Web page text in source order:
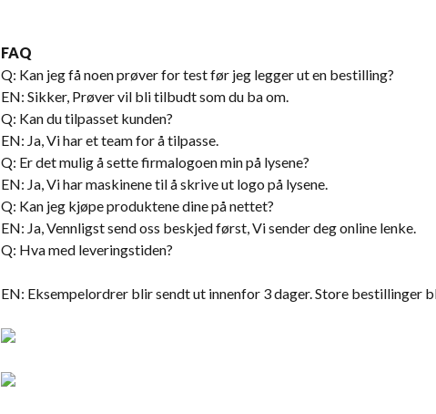
FAQ
Q: Kan jeg få noen prøver for test før jeg legger ut en bestilling?
EN: Sikker, Prøver vil bli tilbudt som du ba om.
Q: Kan du tilpasset kunden?
EN: Ja, Vi har et team for å tilpasse.
Q: Er det mulig å sette firmalogoen min på lysene?
EN: Ja, Vi har maskinene til å skrive ut logo på lysene.
Q: Kan jeg kjøpe produktene dine på nettet?
EN: Ja, Vennligst send oss ​​beskjed først, Vi sender deg online lenke.
Q: Hva med leveringstiden?
EN: Eksempelordrer blir sendt ut innenfor 3 dager. Store bestillinger